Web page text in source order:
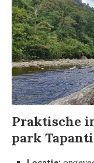
Praktische
park Tapanti